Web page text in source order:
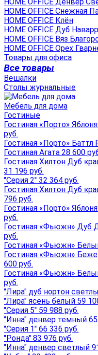
HOME OFFICE Снежная
HOME OFFICE Клён
HOME OFFICE Дуб
HOME OFFICE Вяз
HOME OFFICE Орех
Товары для офиса
Все товары
Вешалки
Столы журнальные
Мебель для дома
Гостиные
Гостиная «Порто»
руб.
Гостиная «Порто» Баттл
Гостиная Агата 28 600
Гостиная Хилтон Дуб
31 196 руб.
"Серия 2" 32 364 руб.
Гостиная Хилтон Дуб
796 руб.
Гостиная «Порто»
руб.
Гостиная «Фьюжн» Дуб
руб.
Гостиная «Фьюжн»
Гостиная «Фьюжн»
600 руб.
Гостиная «Фьюжн»
руб.
"Лира" дуб нортон
"Лира" ясень белый 59
"Серия 5" 59 988 руб.
"Инна" денвер темный 65
"Серия 1" 66 336 руб.
"Ронда" 83 976 руб.
"Инна" денвер светлый